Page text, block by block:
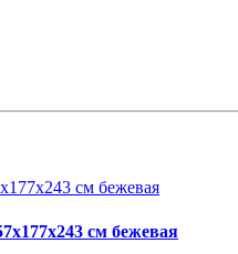
см бежевая